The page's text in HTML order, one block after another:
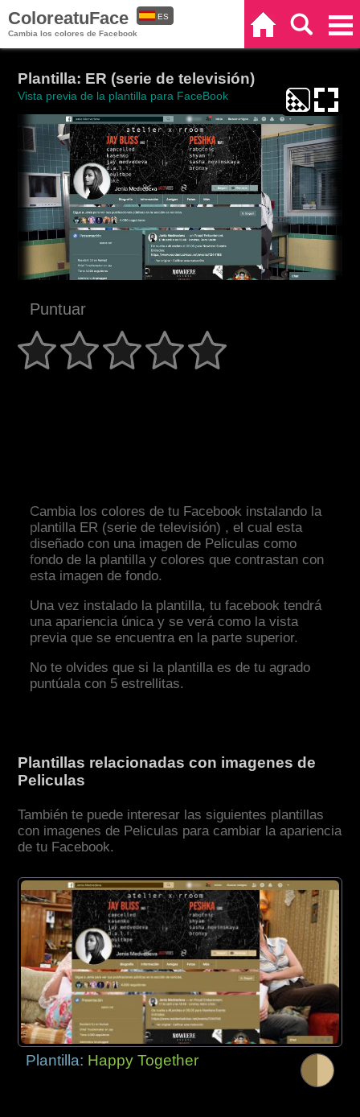
ColoreatuFace
Cambia los colores de Facebook
ES
Plantilla: ER (serie de televisión)
Vista previa de la plantilla para FaceBook
Puntuar
Cambia los colores de tu Facebook instalando la
plantilla ER (serie de televisión) , el cual esta
diseñado con una imagen de Peliculas como
fondo de la plantilla y colores que contrastan con
esta imagen de fondo.
Una vez instalado la plantilla, tu facebook tendrá
una apariencia única y se verá como la vista
previa que se encuentra en la parte superior.
No te olvides que si la plantilla es de tu agrado
puntúala con 5 estrellitas.
Plantillas relacionadas con imagenes de
Peliculas
También te puede interesar las siguientes plantillas
con imagenes de Peliculas para cambiar la apariencia
de tu Facebook.
Plantilla: Happy Together